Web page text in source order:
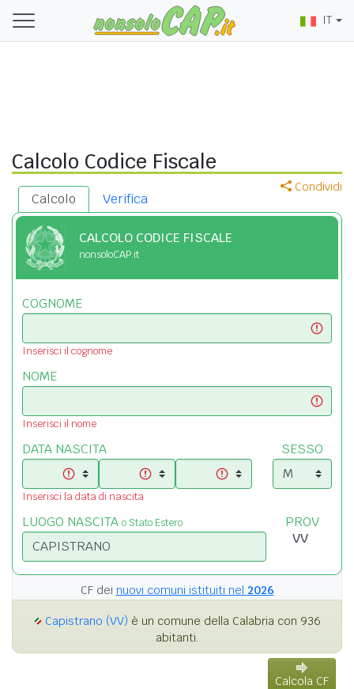
IT
Calcolo Codice Fiscale
Condividi
Calcolo Verifica
CALCOLO CODICE FISCALE
nonsoloCAP.it
COGNOME
Inserisci il cognome
NOME
Inserisci il nome
DATA NASCITA
Inserisci la data di nascita
SESSO
LUOGO NASCITA o Stato Estero PROV
CF dei nuovi comuni istituiti nel 2026
Capistrano (VV) è un comune della Calabria con 936
abitanti.
Calcola CF